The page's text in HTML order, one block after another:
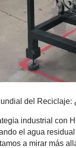
del
industrial con
el agua
a mirar más